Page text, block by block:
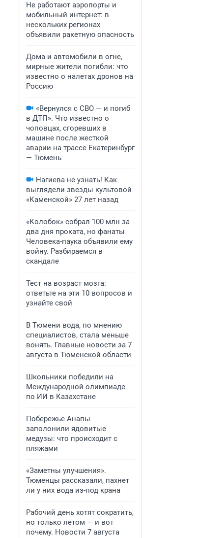
Не работают аэропорты и
мобильный интернет: в
нескольких регионах
объявили ракетную опасность
Дома и автомобили в огне,
мирные жители погибли: что
известно о налетах дронов на
Россию
«Вернулся с СВО — и погиб
в ДТП». Что известно о
чоповцах, сгоревших в
машине после жесткой
аварии на трассе Екатеринбург
— Тюмень
Нагиева не узнать! Как
выглядели звезды культовой
«Каменской» 27 лет назад
«Колобок» собрал 100 млн за
два дня проката, но фанаты
Человека-паука объявили ему
войну. Разбираемся в
скандале
Тест на возраст мозга:
ответьте на эти 10 вопросов и
узнайте свой
В Тюмени вода, по мнению
специалистов, стала меньше
вонять. Главные новости за 7
августа в Тюменской области
Школьники победили на
Международной олимпиаде
по ИИ в Казахстане
Побережье Анапы
заполонили ядовитые
медузы: что происходит с
пляжами
«Заметны улучшения».
Тюменцы рассказали, пахнет
ли у них вода из-под крана
Рабочий день хотят сократить,
но только летом — и вот
почему. Новости 7 августа